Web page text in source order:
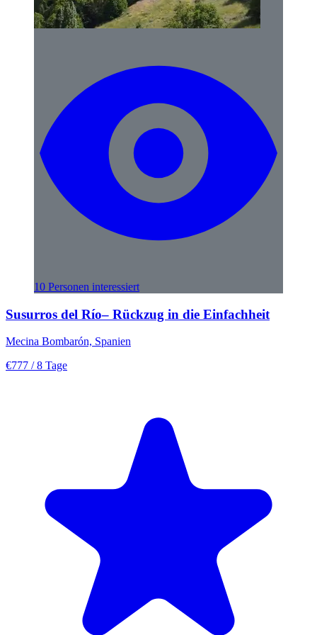
10 Personen interessiert
Susurros del Río– Rückzug in die Einfachheit
Mecina Bombarón, Spanien
€777 / 8 Tage